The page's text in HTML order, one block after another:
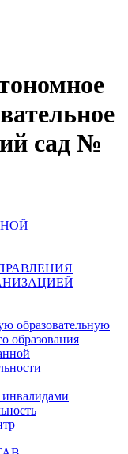
сад №
образовательную
образования